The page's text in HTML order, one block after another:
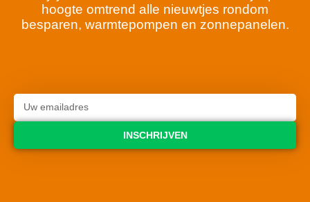
hoogte omtrend alle nieuwtjes rondom
besparen, warmtepompen en zonnepanelen.
INSCHRIJVEN